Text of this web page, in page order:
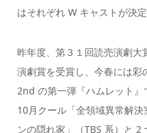
はそれぞれ W キャストが決定
昨年度、第３１回読売演劇大
演劇賞を受賞し、今春には
2nd の第一弾『ハムレット
10月クール「全領域異常解
ンの隠れ家」（TBS 系）と